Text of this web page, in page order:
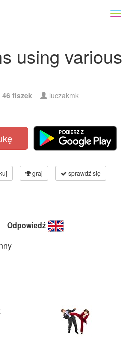
using various
46 fiszek luczakmk
graj sprawdź się
Odpowiedź